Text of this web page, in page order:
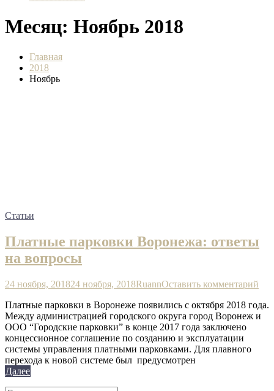
Месяц: Ноябрь 2018
Главная
2018
Ноябрь
Статьи
Платные парковки Воронежа: ответы
на вопросы
24 ноября, 201824 ноября, 2018RuannОставить комментарий
Платные парковки в Воронеже появились с октября 2018 года.
Между администрацией городского округа город Воронеж и
ООО “Городские парковки” в конце 2017 года заключено
концессионное соглашение по созданию и эксплуатации
системы управления платными парковками. Для плавного
перехода к новой системе был предусмотрен
Далее